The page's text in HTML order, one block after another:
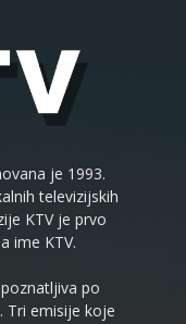
je 1993.
televizijskih
KTV je prvo
ime KTV.
po
Tri emisije koje